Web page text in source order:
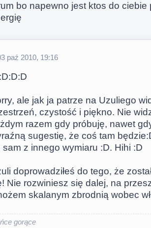
bo napewno jest ktos do
paź 2010, 19:16
ale jak ja patrze na Uzuliego
czystość i piękno. Nie
razem gdy próbuję, nawet
sugestię, że coś tam
sam z innego wymiaru :D. Hihi :D
doprowadziłeś do tego, że
Nie rozwiniesz się dalej, na
skalanym zbrodnią wobec
gorące